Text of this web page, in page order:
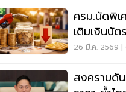
ครม.นัดพิเ
เติมเงินบั
ภาษี
26 มี.ค. 2569
สงครามดั